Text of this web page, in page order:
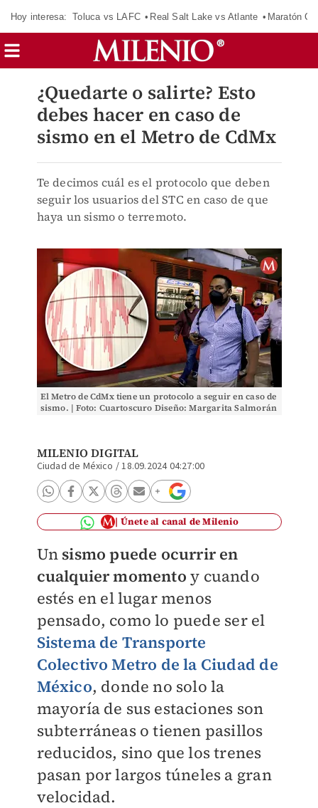
Hoy interesa: Toluca vs LAFC Real Salt Lake vs Atlante Maratón
¿Quedarte o salirte? Esto
debes hacer en caso de
sismo en el Metro de CdMx
Te decimos cuál es el protocolo que deben
seguir los usuarios del STC en caso de que
haya un sismo o terremoto.
El Metro de CdMx tiene un protocolo a seguir en caso de
sismo. | Foto: Cuartoscuro Diseño: Margarita Salmorán
MILENIO DIGITAL
Ciudad de México /18.09.2024 04:27:00
Únete al canal de Milenio
Un sismo puede ocurrir en
cualquier momento y cuando
estés en el lugar menos
pensado, como lo puede ser el
Sistema de Transporte
Colectivo Metro de la Ciudad de
México, donde no solo la
mayoría de sus estaciones son
subterráneas o tienen pasillos
reducidos, sino que los trenes
pasan por largos túneles a gran
velocidad.